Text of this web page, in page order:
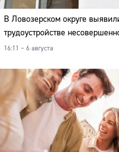
В Ловозерском округе
трудоустройстве
16:11 – 6 августа